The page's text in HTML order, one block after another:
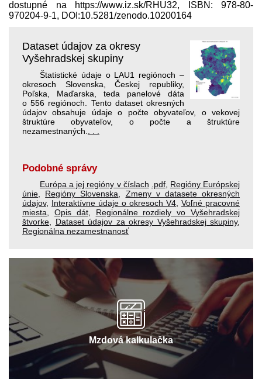
dostupné na https://www.iz.sk/​RHU32, ISBN: 978-80-
970204-9-1, DOI:10.5281/zenodo.10200164
Dataset údajov za okresy
Vyšehradskej skupiny
Štatistické údaje o LAU1 regiónoch –
okresoch Slovenska, Českej republiky,
Poľska, Maďarska, teda panelové dáta
o 556 regiónoch. Tento dataset okresných
údajov obsahuje údaje o počte obyvateľov, o vekovej
štruktúre obyvateľov, o počte a štruktúre
nezamestnaných.. . .
Podobné správy
Európa a jej regióny v číslach .pdf, Regióny Európskej
únie, Regióny Slovenska, Zmeny v datasete okresných
údajov, Interaktívne údaje o okresoch V4, Voľné pracovné
miesta, Opis dát, Regionálne rozdiely vo Vyšehradskej
štvorke, Dataset údajov za okresy Vyšehradskej skupiny,
Regionálna nezamestnanosť
Mzdová kalkulačka